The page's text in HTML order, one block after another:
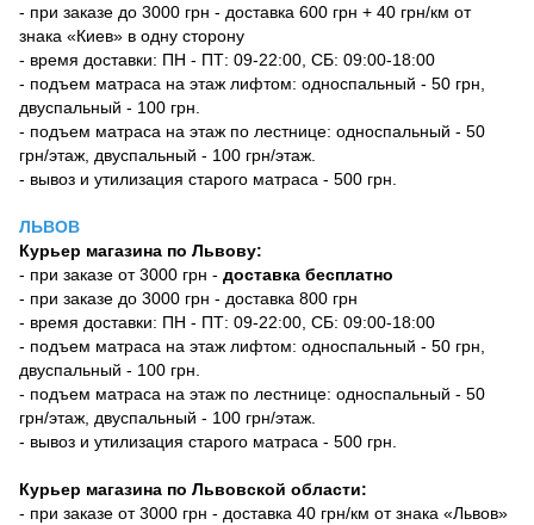
- при заказе до 3000 грн - доставка 600 грн + 40 грн/км от
знака «Киев» в одну сторону
- время доставки: ПН - ПТ: 09-22:00, СБ: 09:00-18:00
- подъем матраса на этаж лифтом: односпальный - 50 грн,
двуспальный - 100 грн.
- подъем матраса на этаж по лестнице: односпальный - 50
грн/этаж, двуспальный - 100 грн/этаж.
- вывоз и утилизация старого матраса - 500 грн.
ЛЬВОВ
Курьер магазина по Львову:
- при заказе от 3000 грн - доставка бесплатно
- при заказе до 3000 грн - доставка 800 грн
- время доставки: ПН - ПТ: 09-22:00, СБ: 09:00-18:00
- подъем матраса на этаж лифтом: односпальный - 50 грн,
двуспальный - 100 грн.
- подъем матраса на этаж по лестнице: односпальный - 50
грн/этаж, двуспальный - 100 грн/этаж.
- вывоз и утилизация старого матраса - 500 грн.
Курьер магазина по Львовской области:
- при заказе от 3000 грн - доставка 40 грн/км от знака «Львов»